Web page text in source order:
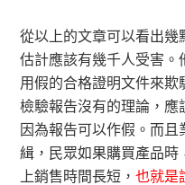
從以上的文章可以看出幾
估計應該有幾千人受害。
用假的合格證明文件來
檢驗報告沒有的理論，應
因為報告可以作假。而
緝，民眾如果購買產品
上銷售時間長短，也就是